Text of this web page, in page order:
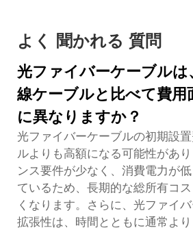
よく 聞かれる 質問
光ファイバーケーブルは
線ケーブルと比べて費用
に異なりますか？
光ファイバーケーブルの初期設
ルよりも高額になる可能性があ
ンス要件が少なく、消費電力が
ているため、長期的な総所有コ
くなります。さらに、光ファイ
拡張性は、時間とともに通常よ